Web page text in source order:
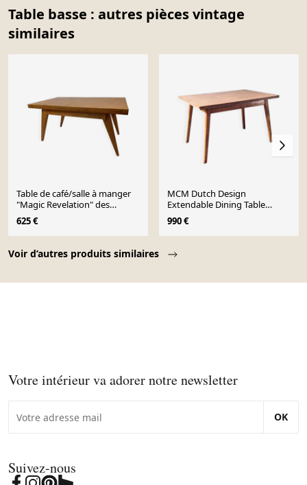
Table basse : autres pièces vintage
similaires
Voir d’autres produits similaires
Table de café/salle à manger
"Magic Revelation" des
années 1950 par Albert Ducrot
625 €
MCM Dutch Design
Extendable Dining Table
attributed to Cor Alons for
Gouda Den Boer, 1950s
990 €
Votre intérieur va adorer notre newsletter
OK
Suivez-nous